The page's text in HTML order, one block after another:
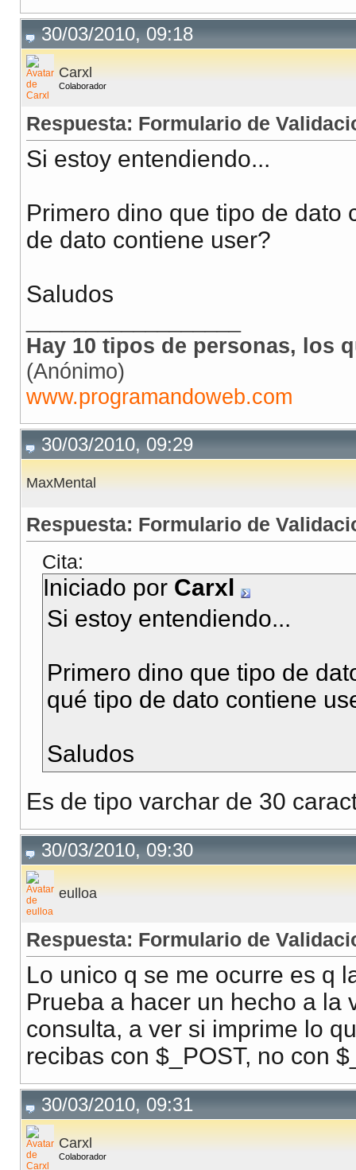
<td>Apellido
<td> <input
<td>Apellido
<td> <input
<td> <input
<td>Correo</td>
<td> <input
<input
<input
</form>
</center>
</body>
</html>
//Sentencia SQL para
//TODO QUEDO BN
$ssql="SELECT *
if( mysql_num_rows
$ssql =
//vemos si el
//si la ejecución
//es que si que
if (
//usuario y
//defino una
header(
}else {
//si no
header(
}
}
mysql_free_result
mysql_close
}
?>
<!DOCTYPE html
<html xmlns="http://
<head>
<link href="../css/
</head>
<body> <?php
if(isset($_GET[
{
if($_GET['listo'
30/03/2010, 09:18
Carxl
Colaborador
Respuesta: Formulario de
Si estoy entendiendo...
Primero dino que tipo de dato
de dato contiene user?
Saludos
Hay 10 tipos de personas, los
(Anónimo)
www.programandoweb.com
30/03/2010, 09:29
MaxMental
Respuesta: Formulario de
Cita:
Iniciado por Carxl
Si estoy entendiendo...
Primero dino que tipo de
qué tipo de dato contiene
Saludos
Es de tipo varchar de 30
30/03/2010, 09:30
eulloa
Respuesta: Formulario de
Lo unico q se me ocurre es q
Prueba a hacer un hecho a la
consulta, a ver si imprime lo
recibas con $_POST, no con
30/03/2010, 09:31
Carxl
Colaborador